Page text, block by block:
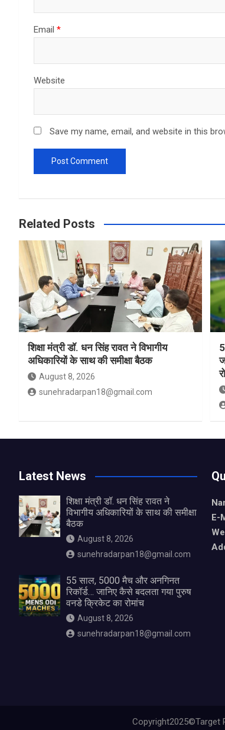
Email *
Website
Save my name, email, and website in this
Related Posts
शिक्षा मंत्री डॉ. धन सिंह रावत ने विभागीय
अधिकारियों के साथ की समीक्षा बैठक
August 8, 2026
sunehradarpan18@gmail.com
Latest News
शिक्षा मंत्री डॉ. धन सिंह रावत ने
विभागीय अधिकारियों के साथ की समीक्षा
बैठक
August 8, 2026
sunehradarpan18@gmail.com
55 साल, 5000 मैच और अनगिनत
रिकॉर्ड… जानिए कैसे बदलता गया पुरुष
वनडे क्रिकेट का रोमांच
August 8, 2026
sunehradarpan18@gmail.com
E-
Copyright2025©Target